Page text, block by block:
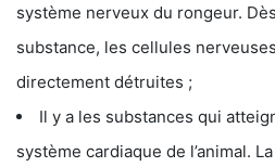
système nerveux du rongeur.
substance, les cellules
directement détruites ;
Il y a les substances qui
système cardiaque de l’animal.